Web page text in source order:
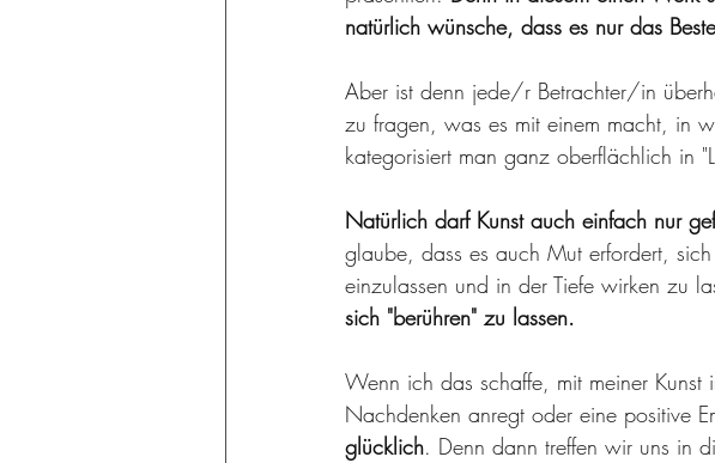
natürlich wünsche, dass es nur das
Aber ist denn jede/r Betrachter/in
zu fragen, was es mit einem macht, in
kategorisiert man ganz oberflächlich in
Natürlich darf Kunst auch einfach nur
glaube, dass es auch Mut erfordert,
einzulassen und in der Tiefe wirken zu
sich "berühren" zu lassen.
Wenn ich das schaffe, mit meiner
Nachdenken anregt oder eine positive
glücklich. Denn dann treffen wir uns in